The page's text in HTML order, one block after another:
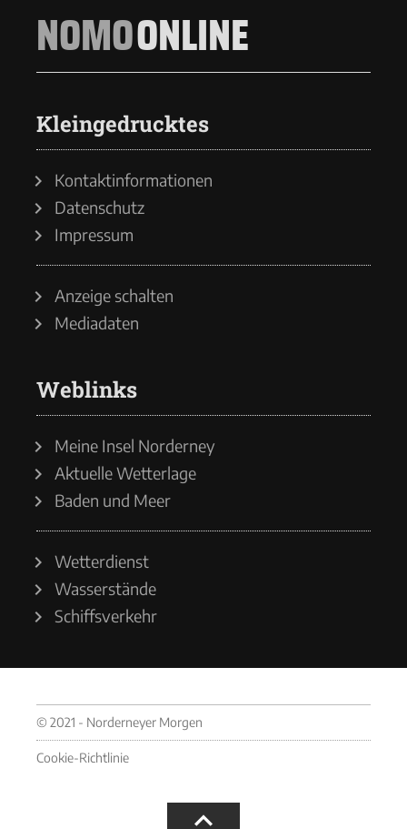
NOMOONLINE
Kleingedrucktes
Kontaktinformationen
Datenschutz
Impressum
Anzeige schalten
Mediadaten
Weblinks
Meine Insel Norderney
Aktuelle Wetterlage
Baden und Meer
Wetterdienst
Wasserstände
Schiffsverkehr
© 2021 - Norderneyer Morgen
Cookie-Richtlinie